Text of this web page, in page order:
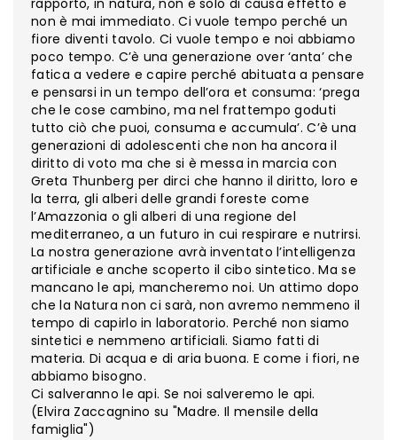
rapporto, in natura, non è solo di causa effetto e
non è mai immediato. Ci vuole tempo perché un
fiore diventi tavolo. Ci vuole tempo e noi abbiamo
poco tempo. C’è una generazione over ‘anta’ che
fatica a vedere e capire perché abituata a pensare
e pensarsi in un tempo dell’ora et consuma: ‘prega
che le cose cambino, ma nel frattempo goduti
tutto ciò che puoi, consuma e accumula’. C’è una
generazioni di adolescenti che non ha ancora il
diritto di voto ma che si è messa in marcia con
Greta Thunberg per dirci che hanno il diritto, loro e
la terra, gli alberi delle grandi foreste come
l’Amazzonia o gli alberi di una regione del
mediterraneo, a un futuro in cui respirare e nutrirsi.
La nostra generazione avrà inventato l’intelligenza
artificiale e anche scoperto il cibo sintetico. Ma se
mancano le api, mancheremo noi. Un attimo dopo
che la Natura non ci sarà, non avremo nemmeno il
tempo di capirlo in laboratorio. Perché non siamo
sintetici e nemmeno artificiali. Siamo fatti di
materia. Di acqua e di aria buona. E come i fiori, ne
abbiamo bisogno.
Ci salveranno le api. Se noi salveremo le api.
(Elvira Zaccagnino su "Madre. Il mensile della
famiglia")